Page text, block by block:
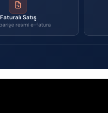
Faturalı Satış
resmi e-fatura